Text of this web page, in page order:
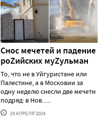
Снос мечетей и падение
роZийских муZульман
То, что не в Уйгуристане или
Палестине, а в Московии за
одну неделю снесли две мечети
подряд: в Нов......
19 АПРЕЛЯ'2024